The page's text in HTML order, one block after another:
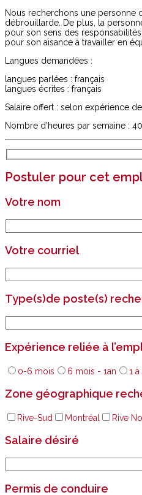
Nous recherchons une personne
débrouillarde. De plus, la
pour son sens des
pour son aisance à travailler en
Langues demandées :
langues parlées : français
langues écrites : français
Salaire offert : selon expérience
Nombre d’heures par semaine :
Postuler pour cet
Votre nom
Votre courriel
Type(s)de poste(s)
Expérience reliée à
0-6 mois 6 mois - 1an 1 à
Zone géographique
Rive-Sud Montréal Rive
Salaire désiré
Permis de conduire